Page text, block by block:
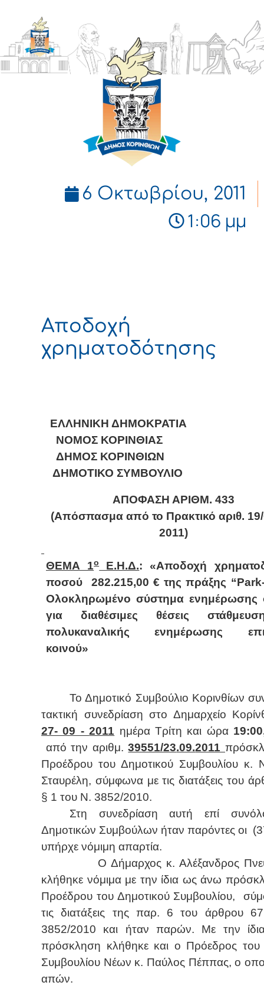
ΔΗΜΟΣ
ΚΟΡΙΝΘΙΩΝ
6 Οκτωβρίου, 2011
1:06 μμ
Αποδοχή
χρηματοδότησης
ΕΛΛΗΝΙΚΗ ΔΗΜΟΚΡΑΤΙΑ
ΝΟΜΟΣ ΚΟΡΙΝΘΙΑΣ
ΔΗΜΟΣ ΚΟΡΙΝΘΙΩΝ
ΔΗΜΟΤΙΚΟ ΣΥΜΒΟΥΛΙΟ
ΑΠΟΦΑΣΗ ΑΡΙΘΜ. 433
(Απόσπασμα από το Πρακτικό αριθ. 19
2011)
ΘΕΜΑ 1οΕ.Η.Δ.: «Αποδοχή
ποσού
282.215,00 € της πράξης “Park
Ολοκληρωμένο σύστημα ενημέρωσης
για διαθέσιμες θέσεις
πολυκαναλικής ενημέρωσης
κοινού»
Το Δημοτικό Συμβούλιο Κορινθίων
τακτική συνεδρίαση στο Δημαρχείο
27- 09 -2011 ημέρα Τρίτη και ώρα
από την αριθμ.39551/23.09.2011
Προέδρου του Δημοτικού Συμβουλίου κ.
Σταυρέλη, σύμφωνα με τις διατάξεις του
§ 1 του Ν. 3852/2010.
Στη συνεδρίαση αυτή επί
Δημοτικών Συμβούλων ήταν παρόντες οι
υπήρχε νόμιμη απαρτία.
Ο Δήμαρχος κ. Αλέξανδρος
κλήθηκε νόμιμα με την ίδια ως άνω
Προέδρου του Δημοτικού Συμβουλίου,
τις διατάξεις της παρ. 6 του άρθρου
3852/2010 και ήταν παρών. Με την
πρόσκληση κλήθηκε και ο Πρόεδρος του
Συμβουλίου Νέων κ. Παύλος Πέππας, ο
απών.